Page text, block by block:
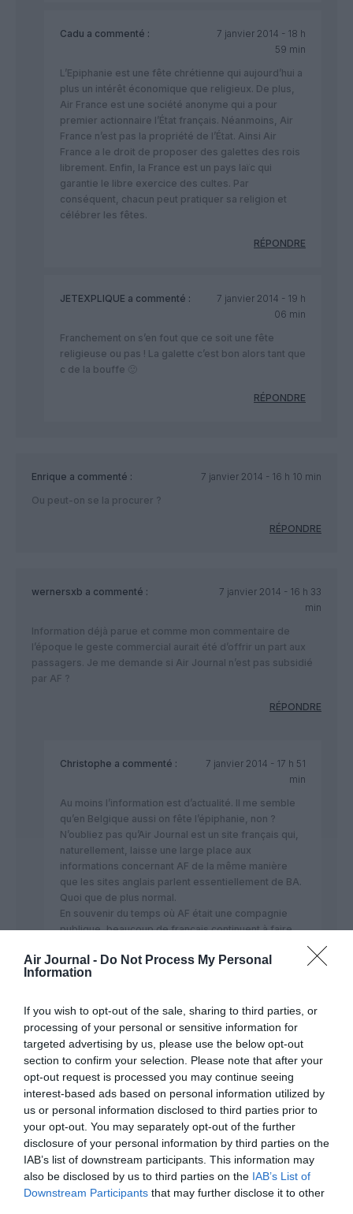
Air Journal - Do Not Process My Personal
Information
If you wish to opt-out of the sale, sharing to third parties, or
processing of your personal or sensitive information for
targeted advertising by us, please use the below opt-out
section to confirm your selection. Please note that after your
opt-out request is processed you may continue seeing
interest-based ads based on personal information utilized by
us or personal information disclosed to third parties prior to
your opt-out. You may separately opt-out of the further
disclosure of your personal information by third parties on the
IAB’s list of downstream participants. This information may
also be disclosed by us to third parties on the IAB’s List of
Downstream Participants that may further disclose it to other
Cadu a commenté :
7 janvier 2014 - 18 h
59 min
L’Epiphanie est une fête chrétienne qui aujourd’hui a
plus un intérêt économique que religieux. De plus,
Air France est une société anonyme qui a pour
premier actionnaire l’État français. Néanmoins, Air
France n’est pas la propriété de l’État. Ainsi Air
France a le droit de proposer des galettes des rois
librement. Enfin, la France est un pays laïc qui
garantie le libre exercice des cultes. Par
conséquent, chacun peut pratiquer sa religion et
célébrer les fêtes.
RÉPONDRE
JETEXPLIQUE a commenté :
7 janvier 2014 - 19 h
06 min
Franchement on s’en fout que ce soit une fête
religieuse ou pas ! La galette c’est bon alors tant que
c de la bouffe 🙂
RÉPONDRE
Enrique a commenté :
7 janvier 2014 - 16 h 10 min
Ou peut-on se la procurer ?
RÉPONDRE
wernersxb a commenté :
7 janvier 2014 - 16 h 33
min
Information déjà parue et comme mon commentaire de
l’époque le geste commercial aurait été d’offrir un part aux
passagers. Je me demande si Air Journal n’est pas subsidié
par AF ?
RÉPONDRE
Christophe a commenté :
7 janvier 2014 - 17 h 51
min
Au moins l’information est d’actualité. Il me semble
qu’en Belgique aussi on fête l’épiphanie, non ?
N’oubliez pas qu’Air Journal est un site français qui,
naturellement, laisse une large place aux
informations concernant AF de la même manière
que les sites anglais parlent essentiellement de BA.
Quoi que de plus normal.
En souvenir du temps où AF était une compagnie
publique, beaucoup de français continuent à faire
compagnie qui a pourtant énormément évolué. Si
maintenant les belges s’y mettent aussi…
RÉPONDRE
J'me marre a commenté :
7 janvier 2014 - 19 h 19
min
“Subsidié”……??????Ca doit être au Français ce que
le Yiddish est a l’Allemand……
RÉPONDRE